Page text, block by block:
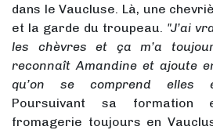
dans le Vaucluse. Là, une
et la garde du troupeau. "J’ai
les chèvres et ça m’a
reconnaît Amandine et ajoute
qu’on se comprend elles
Poursuivant sa formation
fromagerie toujours en